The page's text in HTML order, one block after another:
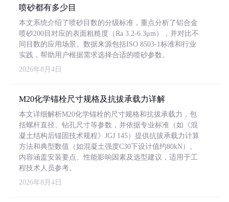
喷砂都有多少目
本文系统介绍了喷砂目数的分级标准，重点分析了铝合金
喷砂200目对应的表面粗糙度（Ra 3.2-6.3μm），并对比不
同目数的应用场景。数据来源包括ISO 8503-1标准和行业
实践，帮助用户根据需求选择合适的喷砂参数。
2026年8月4日
M20化学锚栓尺寸规格及抗拔承载力详解
本文详细解析M20化学锚栓的尺寸规格和抗拔承载力，包
括螺杆直径、钻孔尺寸等参数，并依据专业标准（如《混
凝土结构后锚固技术规程》JGJ 145）提供抗拔承载力计算
方法和典型数值（如混凝土强度C30下设计值约80kN）。
内容涵盖安装要点、性能影响因素及选型建议，适用于工
程技术人员参考。
2026年8月4日